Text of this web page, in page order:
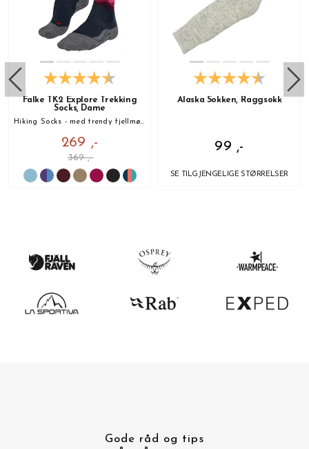
Falke TK2 Explore Trekking
Socks, Dame
Hiking Socks - med trendy fjellmønster!
269 ,-
369 ,-
Alaska Sokken, Raggsokk
99 ,-
SE TILGJENGELIGE STØRRELSER
Gode råd og tips